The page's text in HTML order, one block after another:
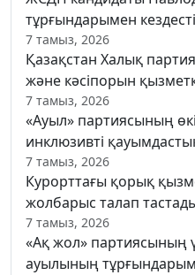
тұрғындарымен кездесті
7 тамыз, 2026
Қазақстан Халық
және кәсіпорын
7 тамыз, 2026
«Ауыл» партиясының
инклюзивті
7 тамыз, 2026
Курорттағы қорық
жолбарыс талап
7 тамыз, 2026
«Ақ жол» партиясының
ауылының